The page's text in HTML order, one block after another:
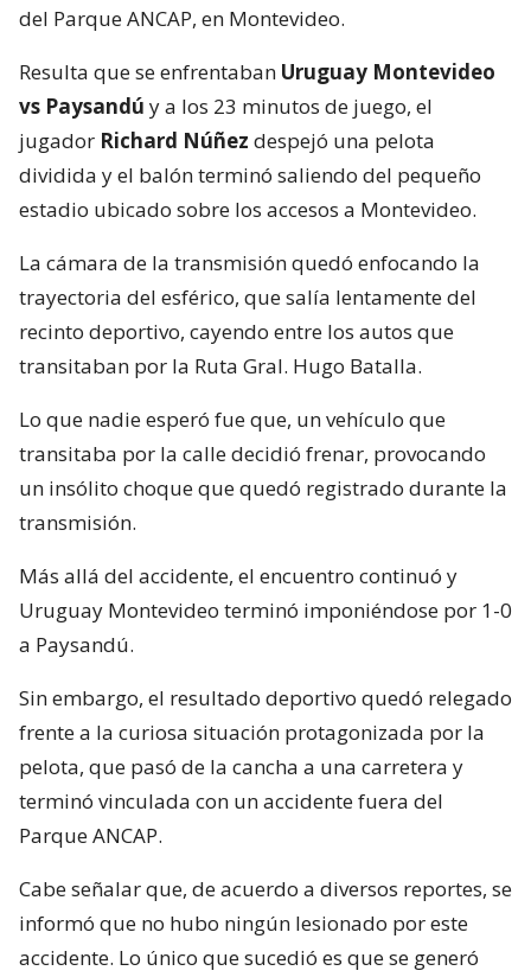
del Parque ANCAP, en Montevideo.
Resulta que se enfrentaban Uruguay Montevideo
vs Paysandú y a los 23 minutos de juego, el
jugador Richard Núñez despejó una pelota
dividida y el balón terminó saliendo del pequeño
estadio ubicado sobre los accesos a Montevideo.
La cámara de la transmisión quedó enfocando la
trayectoria del esférico, que salía lentamente del
recinto deportivo, cayendo entre los autos que
transitaban por la Ruta Gral. Hugo Batalla.
Lo que nadie esperó fue que, un vehículo que
transitaba por la calle decidió frenar, provocando
un insólito choque que quedó registrado durante la
transmisión.
Más allá del accidente, el encuentro continuó y
Uruguay Montevideo terminó imponiéndose por 1-0
a Paysandú.
Sin embargo, el resultado deportivo quedó relegado
frente a la curiosa situación protagonizada por la
pelota, que pasó de la cancha a una carretera y
terminó vinculada con un accidente fuera del
Parque ANCAP.
Cabe señalar que, de acuerdo a diversos reportes, se
informó que no hubo ningún lesionado por este
accidente. Lo único que sucedió es que se generó